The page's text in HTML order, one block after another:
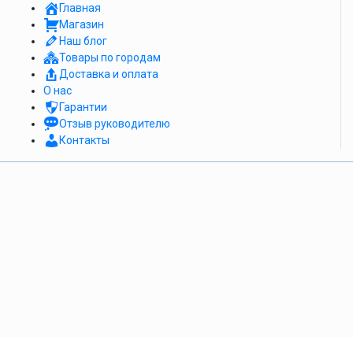
Главная
Магазин
Наш блог
Товары по городам
Доставка и оплата
О нас
Гарантии
Отзыв руководителю
Контакты